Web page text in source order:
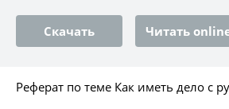
Скачать Читать
Реферат по теме Как иметь дело с